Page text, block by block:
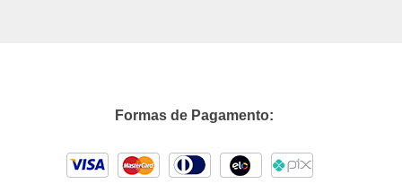
Formas de Pagamento: